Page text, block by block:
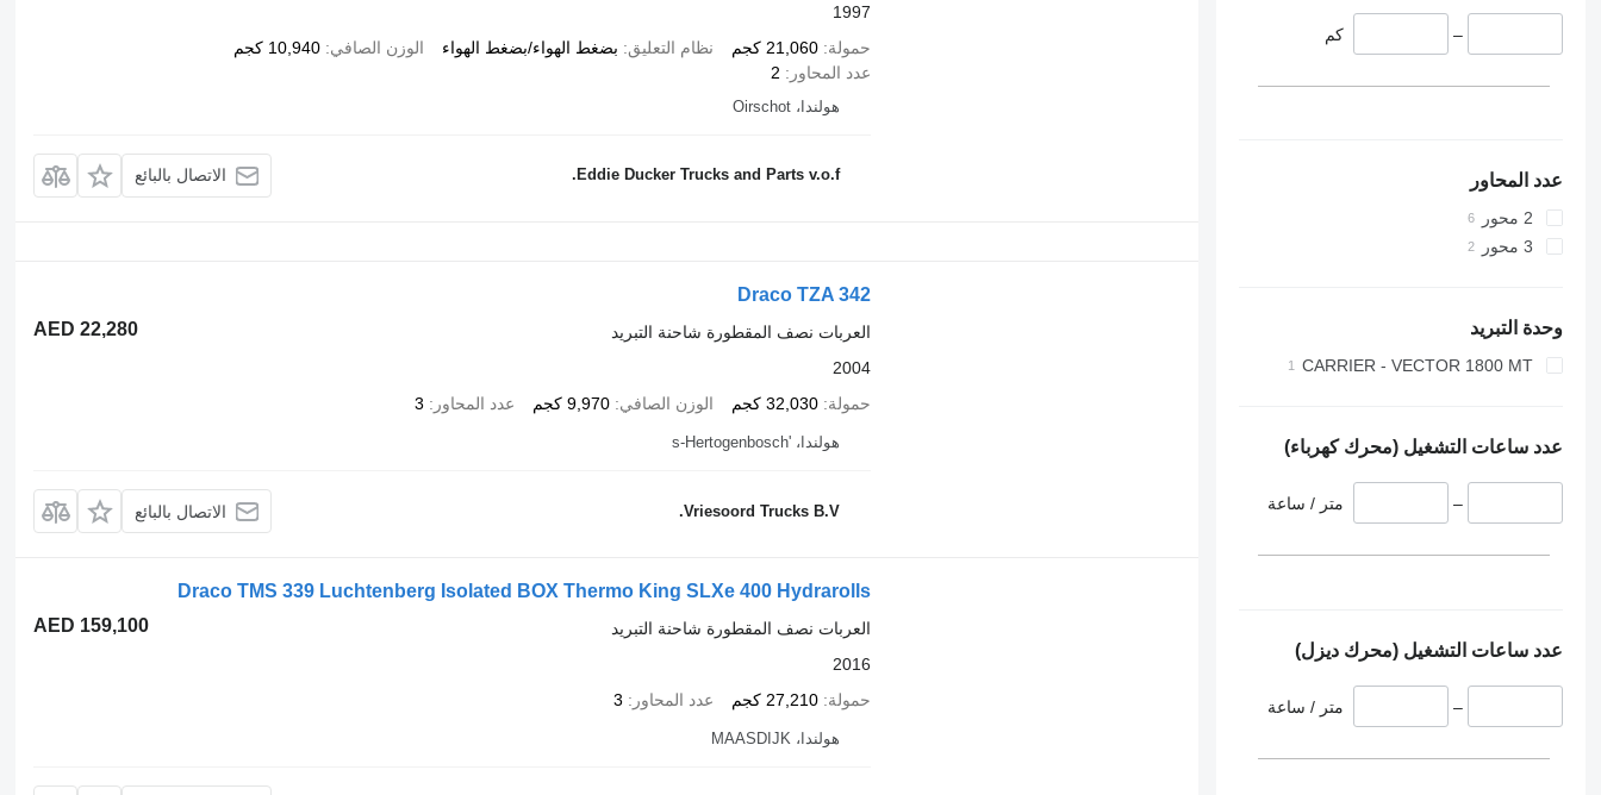
– كم
عدد المحاور
2 محور
3 محور
وحدة التبريد
CARRIER - VECTOR 1800 MT
عدد ساعات التشغيل (محرك كهرباء)
– متر / ساعة
عدد ساعات التشغيل (محرك ديزل)
– متر / ساعة
1997
حمولة 21,060 كجم نظام التعليق بضغط الهواء/بضغط الهواء الوزن الصافي 10,940 كجم
عدد المحاور
2
هولندا، Oirschot
Eddie Ducker Trucks and Parts v.o.f. الاتصال بالبائع
Draco TZA 342
AED 22,280
العربات نصف المقطورة شاحنة التبريد
2004
حمولة 32,030 كجم الوزن الصافي 9,970 كجم عدد المحاور 3
هولندا، 's-Hertogenbosch
Vriesoord Trucks B.V. الاتصال بالبائع
Draco TMS 339 Luchtenberg Isolated BOX Thermo King SLXe 400 Hydrarolls
AED 159,100
العربات نصف المقطورة شاحنة التبريد
2016
حمولة 27,210 كجم عدد المحاور 3
هولندا، MAASDIJK